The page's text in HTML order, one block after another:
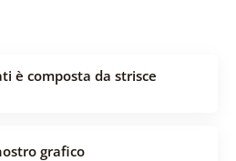
è composta da strisce
grafico